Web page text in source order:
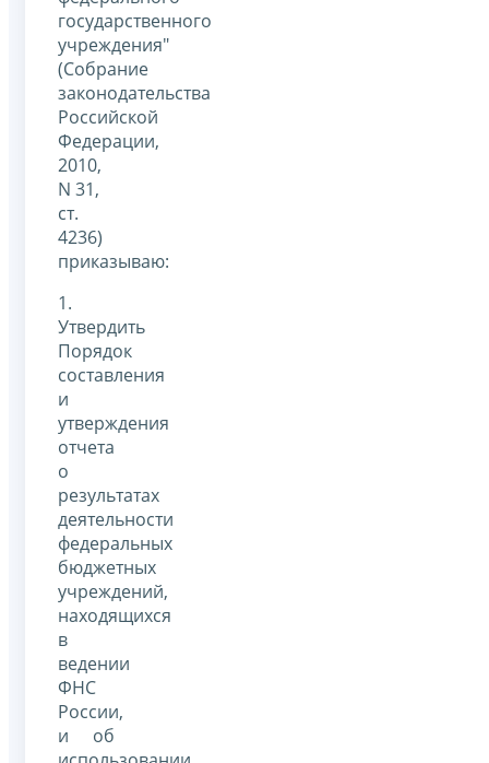
государственного
учреждения"
(Собрание
законодательства
Российской
Федерации,
2010,
N 31,
ст.
4236)
приказываю:
1.
Утвердить
Порядок
составления
и
утверждения
отчета
о
результатах
деятельности
федеральных
бюджетных
учреждений,
находящихся
в
ведении
ФНС
России,
и об